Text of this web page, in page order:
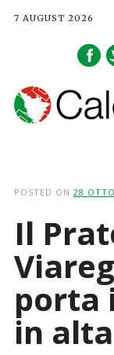
7 AUGUST 2026
POSTED ON 28
Il
porta
in